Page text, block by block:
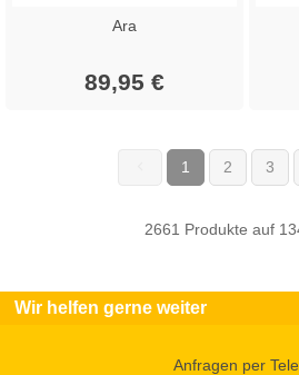
Ara
89,95 €
1 (current)
2 3
2661 Produkte auf
Wir helfen gerne weiter
Anfragen per